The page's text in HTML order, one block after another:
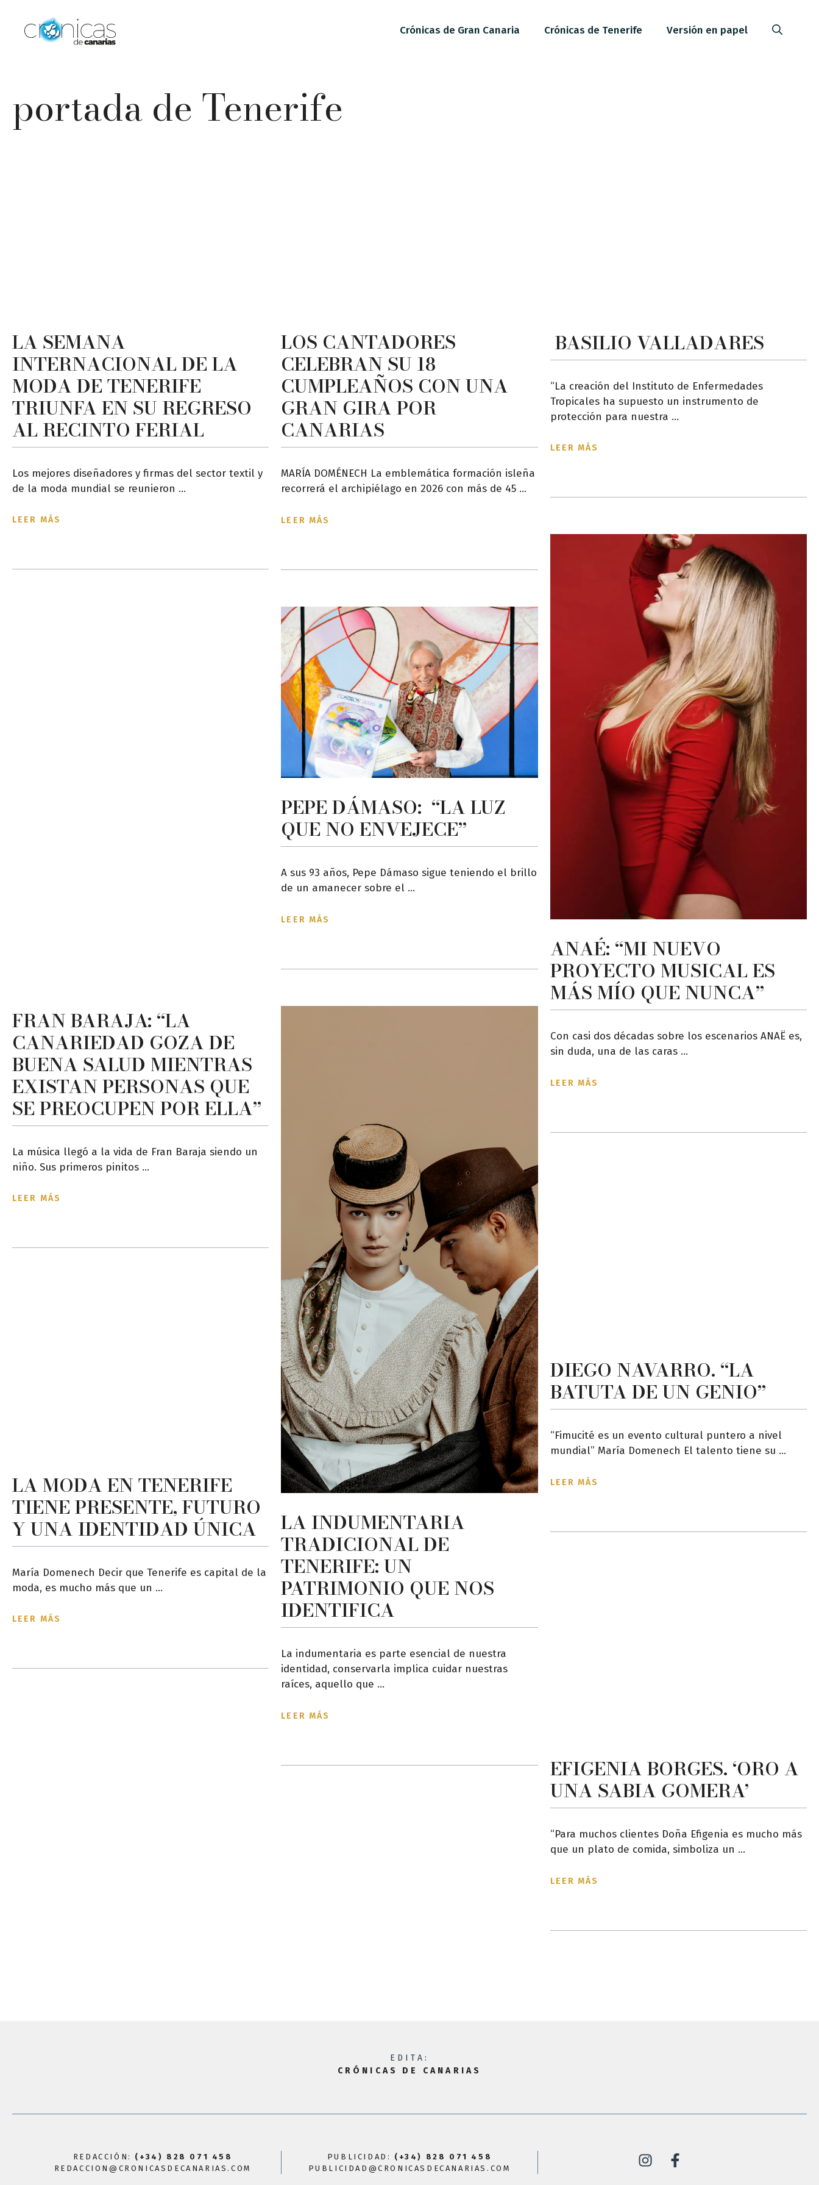
contenido
Crónicas de Gran Canaria Crónicas de Tenerife Versión en papel
portada de Tenerife
LA SEMANA
INTERNACIONAL DE LA
MODA DE TENERIFE
TRIUNFA EN SU REGRESO
AL RECINTO FERIAL
Los mejores diseñadores y firmas del sector textil y
de la moda mundial se reunieron ...
LEER MÁS
LOS CANTADORES
CELEBRAN SU 18
CUMPLEAÑOS CON UNA
GRAN GIRA POR
CANARIAS
MARÍA DOMÉNECH La emblemática formación isleña
recorrerá el archipiélago en 2026 con más de 45 ...
LEER MÁS
BASILIO VALLADARES
“La creación del Instituto de Enfermedades
Tropicales ha supuesto un instrumento de
protección para nuestra ...
LEER MÁS
ANAÉ: “MI NUEVO
PROYECTO MUSICAL ES
MÁS MÍO QUE NUNCA”
Con casi dos décadas sobre los escenarios ANAË es,
sin duda, una de las caras ...
LEER MÁS
FRAN BARAJA: “LA
CANARIEDAD GOZA DE
BUENA SALUD MIENTRAS
EXISTAN PERSONAS QUE
SE PREOCUPEN POR ELLA”
La música llegó a la vida de Fran Baraja siendo un
niño. Sus primeros pinitos ...
LEER MÁS
PEPE DÁMASO: “LA LUZ
QUE NO ENVEJECE”
A sus 93 años, Pepe Dámaso sigue teniendo el brillo
de un amanecer sobre el ...
LEER MÁS
LA INDUMENTARIA
TRADICIONAL DE
TENERIFE: UN
PATRIMONIO QUE NOS
IDENTIFICA
La indumentaria es parte esencial de nuestra
identidad, conservarla implica cuidar nuestras
raíces, aquello que ...
LEER MÁS
DIEGO NAVARRO. “LA
BATUTA DE UN GENIO”
“Fimucité es un evento cultural puntero a nivel
mundial” María Domenech El talento tiene su ...
LEER MÁS
LA MODA EN TENERIFE
TIENE PRESENTE, FUTURO
Y UNA IDENTIDAD ÚNICA
María Domenech Decir que Tenerife es capital de la
moda, es mucho más que un ...
LEER MÁS
EFIGENIA BORGES. ‘ORO A
UNA SABIA GOMERA’
“Para muchos clientes Doña Efigenia es mucho más
que un plato de comida, simboliza un ...
LEER MÁS
EDITA:
CRÓNICAS DE CANARIAS
REDACCIÓN: (+34) 828 071 458
REDACCION@CRONICASDECANARIAS.COM
PUBLICIDAD: (+34) 828 071 458
PUBLICIDAD@CRONICASDECANARIAS.COM